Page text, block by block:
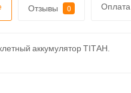
Отзывы 0 Оплата
аккумулятор ТІТАН.